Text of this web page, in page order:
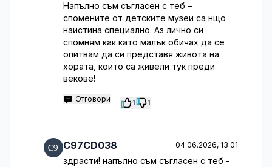
Напълно съм съгласен с теб –
спомените от детските музеи са нщо
наистина специално. Аз лично си
спомням как като малък обичах да се
опитвам да си представя живота на
хората, които са живели тук преди
векове!
Отговори 1 1
C97CD038 04.06.2026, 13:01
здрасти! напълно съм съгласен с теб -